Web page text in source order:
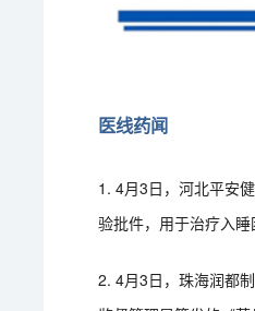
医线药闻
1. 4月3日，河北平安
验批件，用于治疗入
2. 4月3日，珠海润都